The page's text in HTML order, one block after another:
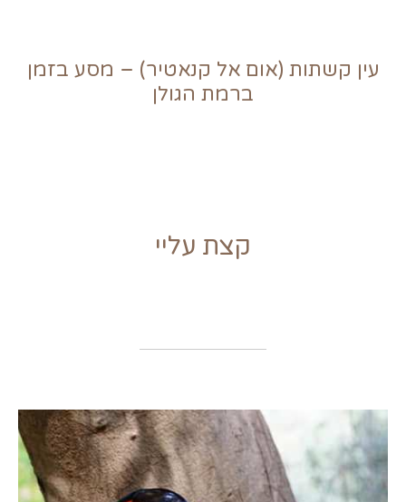
עין קשתות (אום אל קנאטיר) – מסע בזמן
ברמת הגולן
קצת עליי